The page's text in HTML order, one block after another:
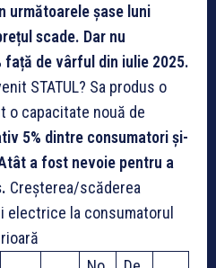
următoarele șase luni
scade. Dar nu
față de vârful din iulie 2025.
STATUL? Sa produs o
o capacitate nouă de
5% dintre consumatori și-
a fost nevoie pentru a
Creșterea/scăderea
electrice la consumatorul